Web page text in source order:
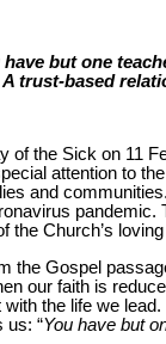
have but one
A trust-based
of the Sick on 11
attention to
and
the Church’s
the Gospel
our faith is
the life we
us: “You have but